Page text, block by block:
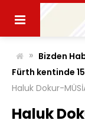
content
» Bizden
Fürth kentinde
Haluk Dokur-
Haluk